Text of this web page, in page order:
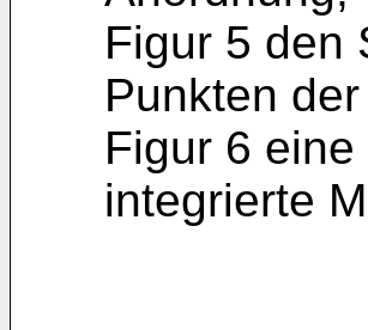
Figur 5 den
Punkten
Figur 6
integrierte